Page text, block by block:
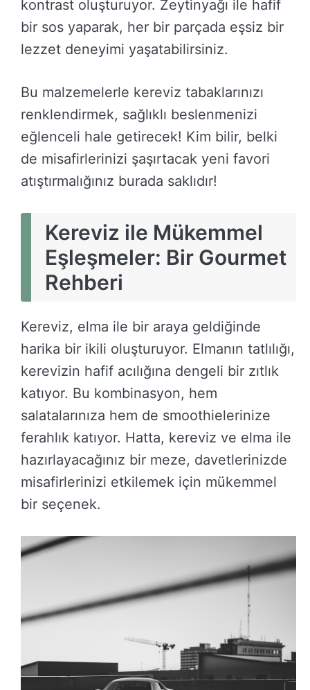
kontrast oluşturuyor. Zeytinyağı ile hafif
bir sos yaparak, her bir parçada eşsiz bir
lezzet deneyimi yaşatabilirsiniz.
Bu malzemelerle kereviz tabaklarınızı
renklendirmek, sağlıklı beslenmenizi
eğlenceli hale getirecek! Kim bilir, belki
de misafirlerinizi şaşırtacak yeni favori
atıştırmalığınız burada saklıdır!
Kereviz ile Mükemmel
Eşleşmeler: Bir Gourmet
Rehberi
Kereviz, elma ile bir araya geldiğinde
harika bir ikili oluşturuyor. Elmanın tatlılığı,
kerevizin hafif acılığına dengeli bir zıtlık
katıyor. Bu kombinasyon, hem
salatalarınıza hem de smoothielerinize
ferahlık katıyor. Hatta, kereviz ve elma ile
hazırlayacağınız bir meze, davetlerinizde
misafirlerinizi etkilemek için mükemmel
bir seçenek.